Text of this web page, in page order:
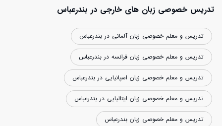
تدریس خصوصی زبان های خارجی در بندرعباس
تدریس و معلم خصوصی زبان آلمانی در بندرعباس
تدریس و معلم خصوصی زبان فرانسه در بندرعباس
تدریس و معلم خصوصی زبان اسپانیایی در بندرعباس
تدریس و معلم خصوصی زبان ایتالیایی در بندرعباس
تدریس و معلم خصوصی زبان بندرعباس